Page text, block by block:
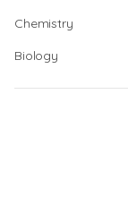
Chemistry
Biology